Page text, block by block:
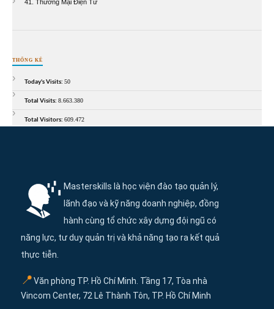
41. Thương Mại Điện Tử
THỐNG KÊ
Today's Visits: 50
Total Visits: 8.663.380
Total Visitors: 609.472
Masterskills là học viện đào tạo quản lý,
lãnh đạo và kỹ năng doanh nghiệp, đồng
hành cùng tổ chức xây dựng đội ngũ có
năng lực, tư duy quản trị và khả năng tạo ra kết quả
thực tiễn.
📍Văn phòng TP. Hồ Chí Minh. Tầng 17, Tòa nhà
Vincom Center, 72 Lê Thành Tôn, TP. Hồ Chí Minh